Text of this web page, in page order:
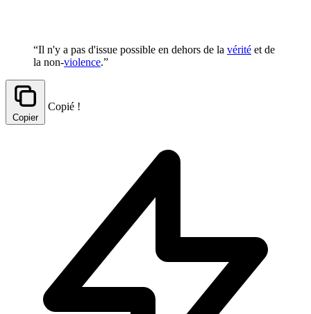
“Il n'y a pas d'issue possible en dehors de la vérité et de
la non-violence.”
Copier
Copié !